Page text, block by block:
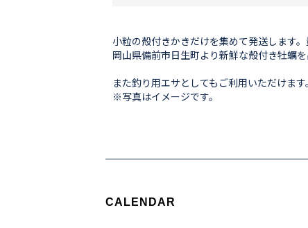
小粒の殻付きかきだけを集めて発送します。
岡山県備前市日生町より新鮮な殻付き牡蠣
また釣り用エサとしてもご利用いただけます。
※写真はイメージです。
CALENDAR